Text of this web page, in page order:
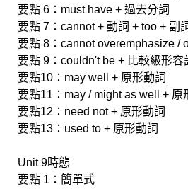
要點 6：must have + 過去分詞
要點 7：cannot + 動詞 + too + 副
要點 8：cannot overemphasize /
要點 9：couldn't be + 比較級形容
要點10：may well + 原形動詞
要點11：may / might as well + 原
要點12：need not + 原形動詞
要點13：used to + 原形動詞
Unit 9時態
要點 1：簡單式